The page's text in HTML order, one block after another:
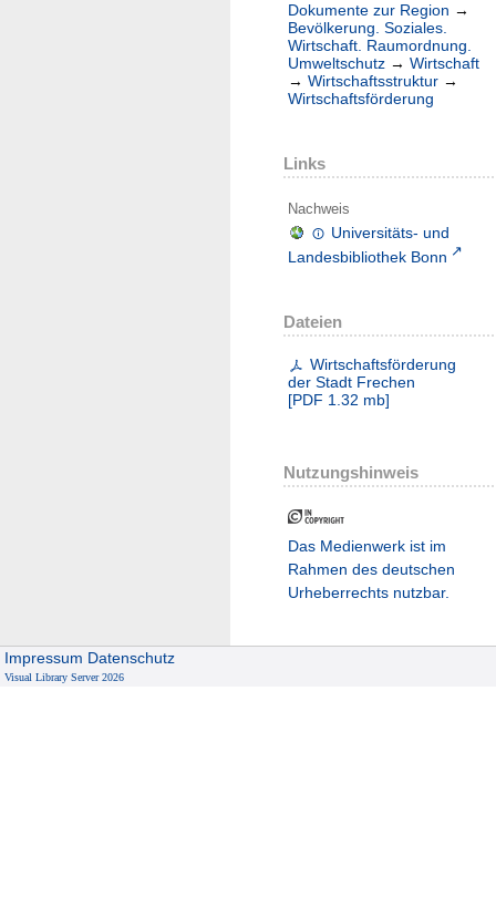
Dokumente zur Region →
Bevölkerung. Soziales.
Wirtschaft. Raumordnung.
Umweltschutz → Wirtschaft
→ Wirtschaftsstruktur →
Wirtschaftsförderung
Links
Nachweis
Universitäts- und
Landesbibliothek Bonn
Dateien
Wirtschaftsförderung
der Stadt Frechen
[PDF 1.32 mb]
Nutzungshinweis
Das Medienwerk ist im
Rahmen des deutschen
Urheberrechts nutzbar.
Impressum Datenschutz
Visual Library Server 2026